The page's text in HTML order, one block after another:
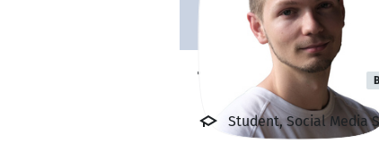
Tom Timmann
Student, Social Media